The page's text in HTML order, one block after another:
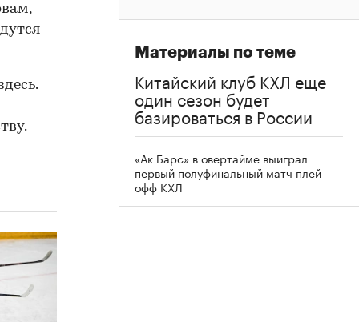
Материалы по теме
Китайский клуб КХЛ еще
один сезон будет
базироваться в России
«Ак Барс» в овертайме выиграл
первый полуфинальный матч плей-
офф КХЛ